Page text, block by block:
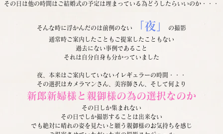
その日は他の時間はご結婚式の予定は埋まっている為どうしたらいいのか・・・
そんな時に浮かんだのは前例のない 「夜」
の撮影
通常時ご案内したこともご提案したこともない
過去にない事例であること
それは自分自身も分かっていました
夜、本来はご案内していないイレギュラーの時間・・・
その選択はカメラマンさん、美容師さん、そして何より
新郎新婦様と親御様の為の選択なのか
その日しか集まれない
その日でしか撮影することは出来ない
でも絶対に晴れの姿を見たいと願う親御様のお気持ちを感じ